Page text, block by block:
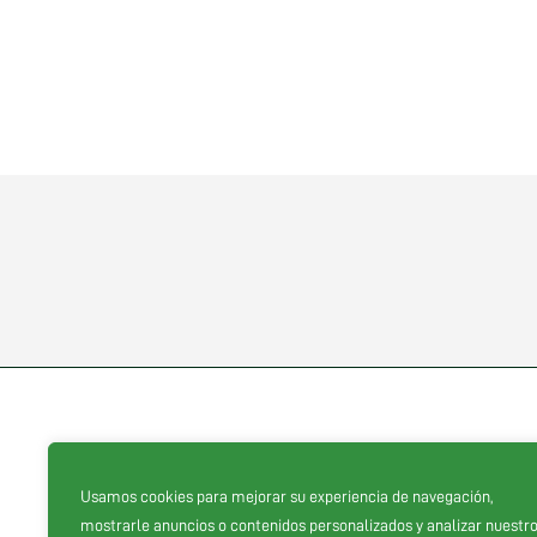
Usamos cookies para mejorar su experiencia de navegación,
mostrarle anuncios o contenidos personalizados y analizar nuestro
Proveedores